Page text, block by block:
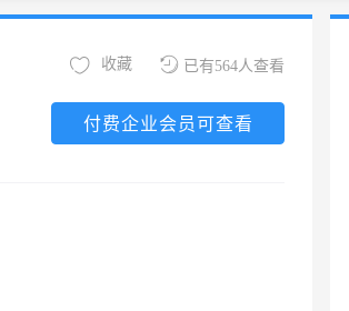
已有564人查看
收藏
付费企业会员可查看